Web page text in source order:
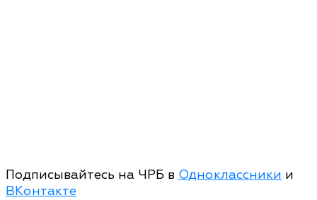
Подписывайтесь на ЧРБ в Одноклассники и
ВКонтакте